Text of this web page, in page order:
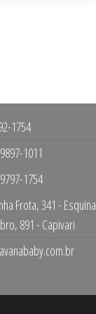
1754
1011
1754
Frota, 341 - Esquina
891 - Capivari